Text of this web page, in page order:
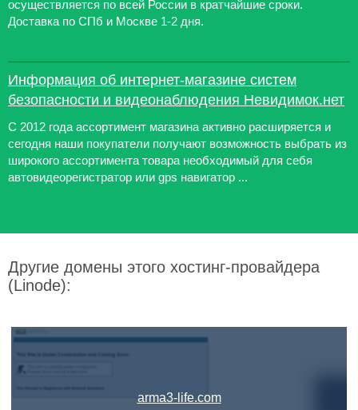
осуществляется по всей России в кратчайшие сроки.
Доставка по СПб и Москве 1-2 дня.
Информация об интернет-магазине систем
безопасности и видеонаблюдения Невидимок.нет
С 2012 года ассортимент магазина активно расширяется и
сегодня наши покупатели получают возможность выбрать из
широкого ассортимента товара необходимый для себя
автовидеорегистратор или gps навигатор ...
Другие домены этого хостинг-провайдера
(Linode):
arma3-life.com